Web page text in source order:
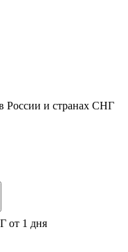
России и странах СНГ
от 1 дня